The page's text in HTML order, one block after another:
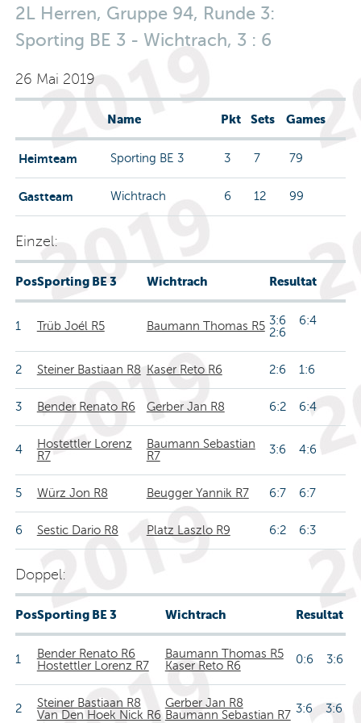
2L Herren, Gruppe 94, Runde 3:
Sporting BE 3 - Wichtrach, 3 : 6
26 Mai 2019
Name Pkt Sets Games
Heimteam Sporting BE 3 3 7 79
Gastteam Wichtrach 6 12 99
Einzel:
PosSporting BE 3 Wichtrach Resultat
1 Trüb Joél R5 Baumann Thomas R5 3:6 6:4
2:6
2 Steiner Bastiaan R8 Kaser Reto R6 2:6 1:6
3 Bender Renato R6 Gerber Jan R8 6:2 6:4
4
Hostettler Lorenz
R7
Baumann Sebastian
R7
3:6 4:6
5 Würz Jon R8 Beugger Yannik R7 6:7 6:7
6 Sestic Dario R8 Platz Laszlo R9 6:2 6:3
Doppel:
PosSporting BE 3 Wichtrach Resultat
1
Bender Renato R6
Hostettler Lorenz R7
Baumann Thomas R5
Kaser Reto R6
0:6 3:6
2
Steiner Bastiaan R8
Van Den Hoek Nick R6
Gerber Jan R8
Baumann Sebastian R7 3:6 3:6